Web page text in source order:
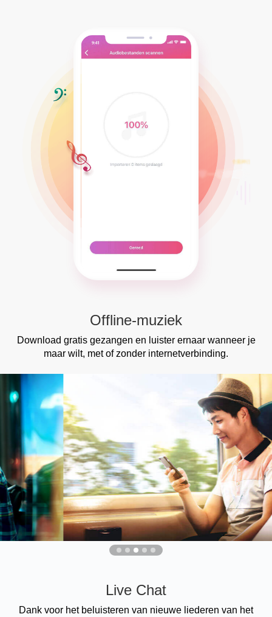
Offline-muziek
Download gratis gezangen en luister ernaar wanneer je
maar wilt, met of zonder internetverbinding.
Live Chat
Dank voor het beluisteren van nieuwe liederen van het